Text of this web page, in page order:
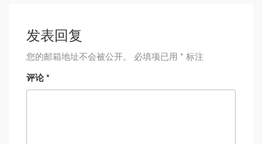
发表回复
您的邮箱地址不会被公开。 必填项已用 * 标注
评论*